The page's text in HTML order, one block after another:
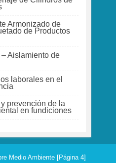
Armonizado de
de Productos
Aislamiento de
laborales en el
prevención de la
en fundiciones
Medio Ambiente [Página 4]